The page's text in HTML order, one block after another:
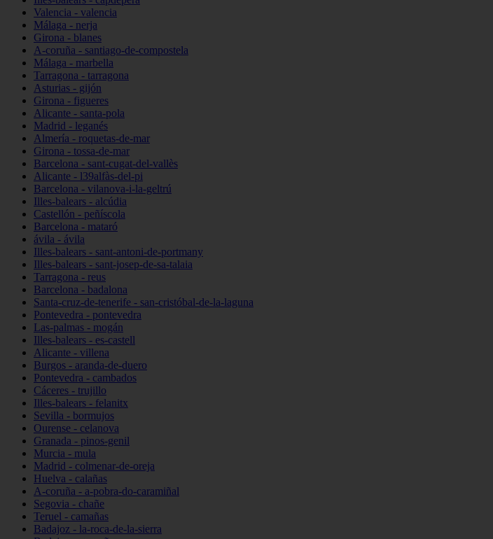
Valencia - valencia
Málaga - nerja
Girona - blanes
A-coruña - santiago-de-compostela
Málaga - marbella
Tarragona - tarragona
Asturias - gijón
Girona - figueres
Alicante - santa-pola
Madrid - leganés
Almería - roquetas-de-mar
Girona - tossa-de-mar
Barcelona - sant-cugat-del-vallès
Alicante - l39alfàs-del-pi
Barcelona - vilanova-i-la-geltrú
Illes-balears - alcúdia
Castellón - peñíscola
Barcelona - mataró
ávila - ávila
Illes-balears - sant-antoni-de-portmany
Illes-balears - sant-josep-de-sa-talaia
Tarragona - reus
Barcelona - badalona
Santa-cruz-de-tenerife - san-cristóbal-de-la-laguna
Pontevedra - pontevedra
Las-palmas - mogán
Illes-balears - es-castell
Alicante - villena
Burgos - aranda-de-duero
Pontevedra - cambados
Cáceres - trujillo
Illes-balears - felanitx
Sevilla - bormujos
Ourense - celanova
Granada - pinos-genil
Murcia - mula
Madrid - colmenar-de-oreja
Huelva - calañas
A-coruña - a-pobra-do-caramiñal
Segovia - chañe
Teruel - camañas
Badajoz - la-roca-de-la-sierra